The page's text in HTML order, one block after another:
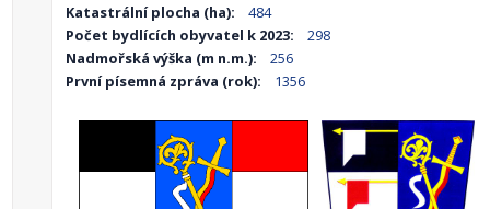
Katastrální plocha (ha):
484
Počet bydlících obyvatel k 2023:
298
Nadmořská výška (m n.m.):
256
První písemná zpráva (rok):
1356